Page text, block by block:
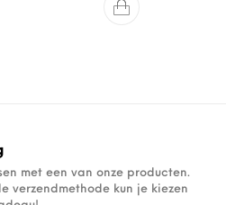
met een van onze producten.
verzendmethode kun je kiezen